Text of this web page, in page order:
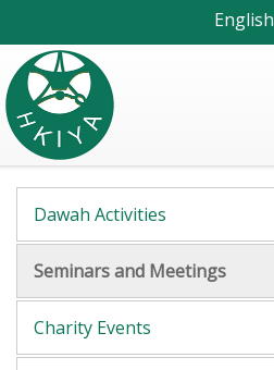
English
Dawah Activities
Seminars and Meetings
Charity Events